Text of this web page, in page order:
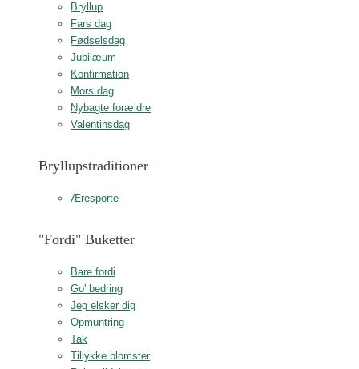
Bryllup
Fars dag
Fødselsdag
Jubilæum
Konfirmation
Mors dag
Nybagte forældre
Valentinsdag
Bryllupstraditioner
Æresporte
"Fordi" Buketter
Bare fordi
Go' bedring
Jeg elsker dig
Opmuntring
Tak
Tillykke blomster